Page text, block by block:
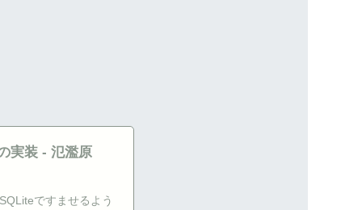
実装 - 氾濫原
ですませるよう